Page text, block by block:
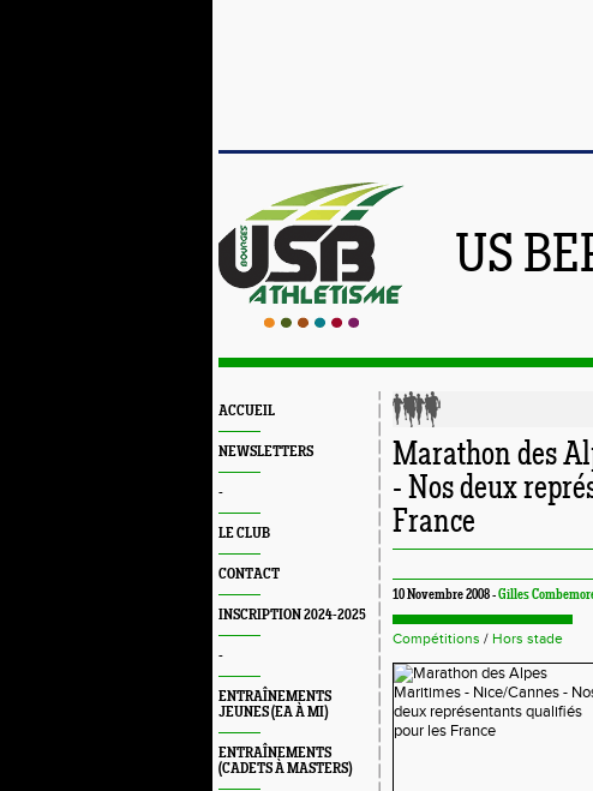
US
ACCUEIL
NEWSLETTERS
-
LE CLUB
CONTACT
INSCRIPTION 2024-2025
-
ENTRAÎNEMENTS
JEUNES (EA À MI)
ENTRAÎNEMENTS
(CADETS À MASTERS)
Marathon des
- Nos deux
France
10 Novembre 2008 -Gilles
Compétitions / Hors stade